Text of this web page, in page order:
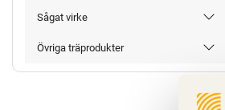
Sågat virke
Övriga träprodukter